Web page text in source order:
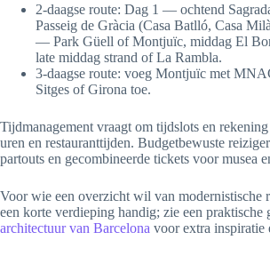
2-daagse route: Dag 1 — ochtend
Passeig de Gràcia (Casa Batlló, Casa
— Park Güell of Montjuïc, middag El
late middag strand of La Rambla.
3-daagse route: voeg Montjuïc met
Sitges of Girona toe.
Tijdmanagement vraagt om tijdslots en
uren en restauranttijden. Budgetbewuste
partouts en gecombineerde tickets voor musea
Voor wie een overzicht wil van modernistische
een korte verdieping handig; zie een praktische
architectuur van Barcelona voor extra inspiratie